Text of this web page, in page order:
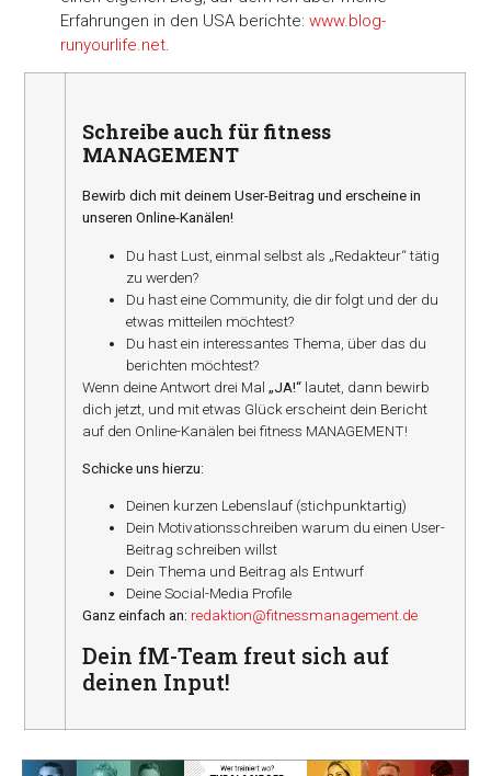
Erfahrungen in den USA berichte: www.blog-
runyourlife.net.
Schreibe auch für fitness
MANAGEMENT
Bewirb dich mit deinem User-Beitrag und erscheine in
unseren Online-Kanälen!
Du hast Lust, einmal selbst als „Redakteur“ tätig
zu werden?
Du hast eine Community, die dir folgt und der du
etwas mitteilen möchtest?
Du hast ein interessantes Thema, über das du
berichten möchtest?
Wenn deine Antwort drei Mal„JA!“ lautet, dann bewirb
dich jetzt, und mit etwas Glück erscheint dein Bericht
auf den Online-Kanälen bei fitness MANAGEMENT!
Schicke uns hierzu:
Deinen kurzen Lebenslauf (stichpunktartig)
Dein Motivationsschreiben warum du einen User-
Beitrag schreiben willst
Dein Thema und Beitrag als Entwurf
Deine Social-Media Profile
Ganz einfach an: redaktion@fitnessmanagement.de
Dein fM-Team freut sich auf
deinen Input!